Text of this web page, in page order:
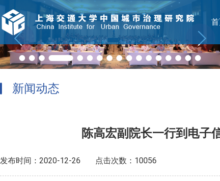
新闻动态
陈高宏副院长一行到电子
发布时间：2020-12-26 点击次数：10056